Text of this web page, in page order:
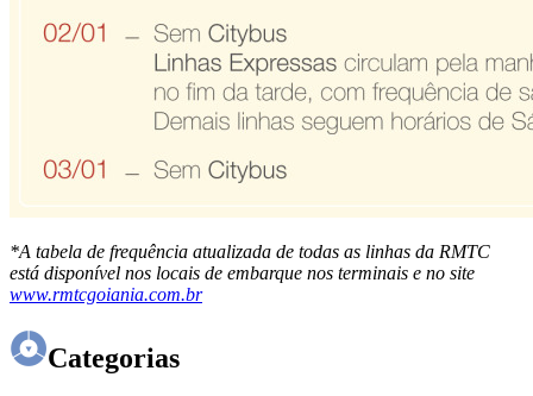
*A tabela de frequência atualizada de todas as linhas da RMTC
está disponível nos locais de embarque nos terminais e no site
www.rmtcgoiania.com.br
Categorias